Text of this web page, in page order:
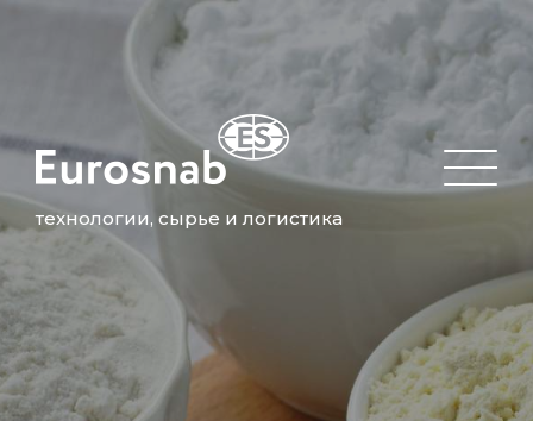
технологии, сырье и логистика